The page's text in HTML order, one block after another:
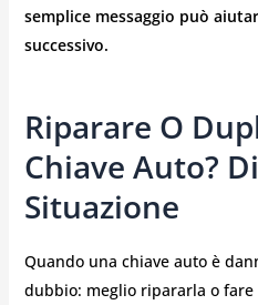
semplice messaggio può
successivo.
Riparare O
Chiave Auto?
Situazione
Quando una chiave auto è
dubbio: meglio ripararla o fare